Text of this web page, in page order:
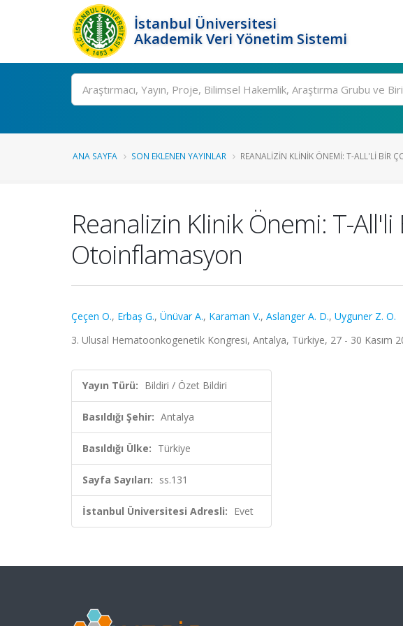
İstanbul Üniversitesi
Akademik Veri Yönetim Sistemi
Ara
ANA SAYFA SON EKLENEN YAYINLAR REANALIZIN KLINIK ÖNEMI: T-ALL'LI BIR
Reanalizin Klinik Önemi: T-
Otoinflamasyon
Çeçen O., Erbaş G., Ünüvar A., Karaman V., Aslanger A. D., Uyguner Z. O.
3. Ulusal Hematoonkogenetik Kongresi, Antalya, Türkiye, 27 - 30 Kasım
Yayın Türü: Bildiri / Özet Bildiri
Basıldığı Şehir: Antalya
Basıldığı Ülke: Türkiye
Sayfa Sayıları: ss.131
İstanbul Üniversitesi Adresli: Evet